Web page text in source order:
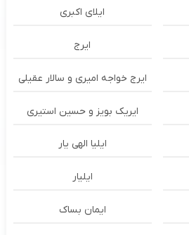
ايلاى اكبرى
ایرج
ایرج خواجه امیری و سالار عقیلی
ایریک بویز و حسین استیری
ایلیا الهی یار
ایلیار
ایمان بساک